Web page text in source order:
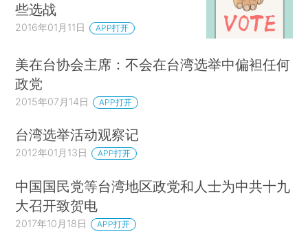
些选战
2016年01月11日 APP打开
美在台协会主席：不会在台湾选举中偏袒任何
政党
2015年07月14日 APP打开
台湾选举活动观察记
2012年01月13日 APP打开
中国国民党等台湾地区政党和人士为中共十九
大召开致贺电
2017年10月18日 APP打开